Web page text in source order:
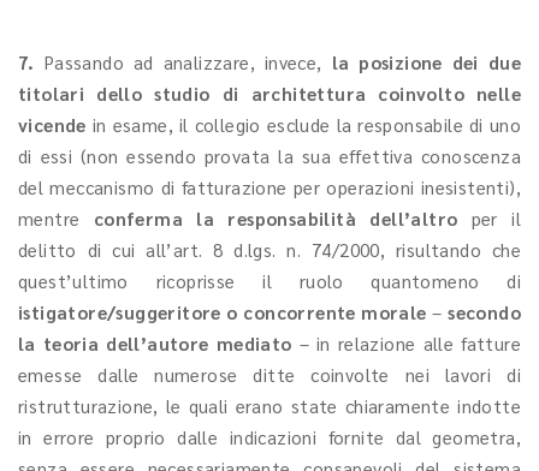
7. Passando ad analizzare, invece, la posizione dei due
titolari dello studio di architettura coinvolto nelle
vicende in esame, il collegio esclude la responsabile di uno
di essi (non essendo provata la sua effettiva conoscenza
del meccanismo di fatturazione per operazioni inesistenti),
mentre conferma la responsabilità dell’altro per il
delitto di cui all’art. 8 d.lgs. n. 74/2000, risultando che
quest’ultimo ricoprisse il ruolo quantomeno di
istigatore/suggeritore o concorrente morale ­– secondo
la teoria dell’autore mediato – in relazione alle fatture
emesse dalle numerose ditte coinvolte nei lavori di
ristrutturazione, le quali erano state chiaramente indotte
in errore proprio dalle indicazioni fornite dal geometra,